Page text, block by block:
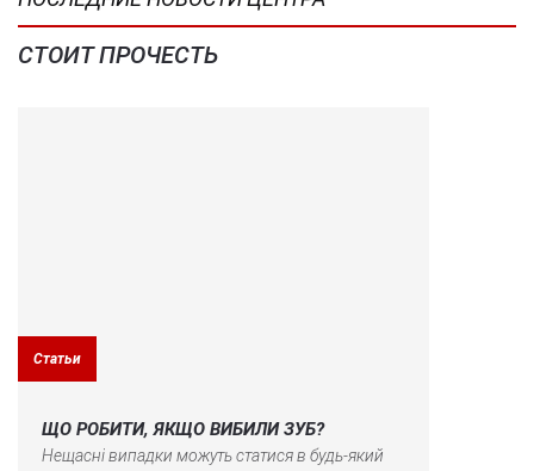
СТОИТ ПРОЧЕСТЬ
Статьи
ЩО РОБИТИ, ЯКЩО ВИБИЛИ ЗУБ?
Нещасні випадки можуть статися в будь-який